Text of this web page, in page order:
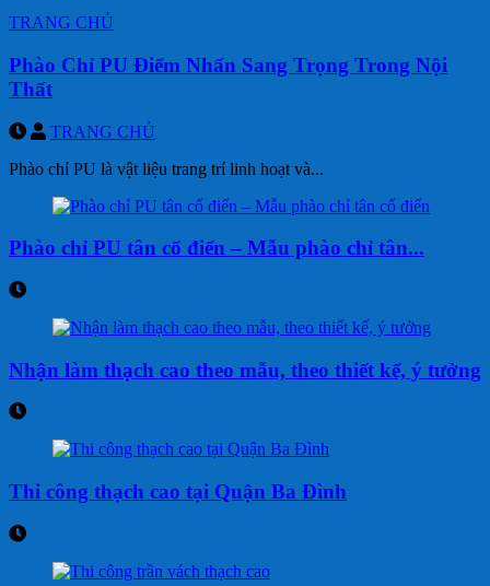
TRANG CHỦ
Phào Chỉ PU Điểm Nhấn Sang Trọng Trong Nội
Thất
TRANG CHỦ
Phào chỉ PU là vật liệu trang trí linh hoạt và...
Phào chỉ PU tân cổ điển – Mẫu phào chỉ tân...
Nhận làm thạch cao theo mẫu, theo thiết kế, ý tưởng
Thi công thạch cao tại Quận Ba Đình